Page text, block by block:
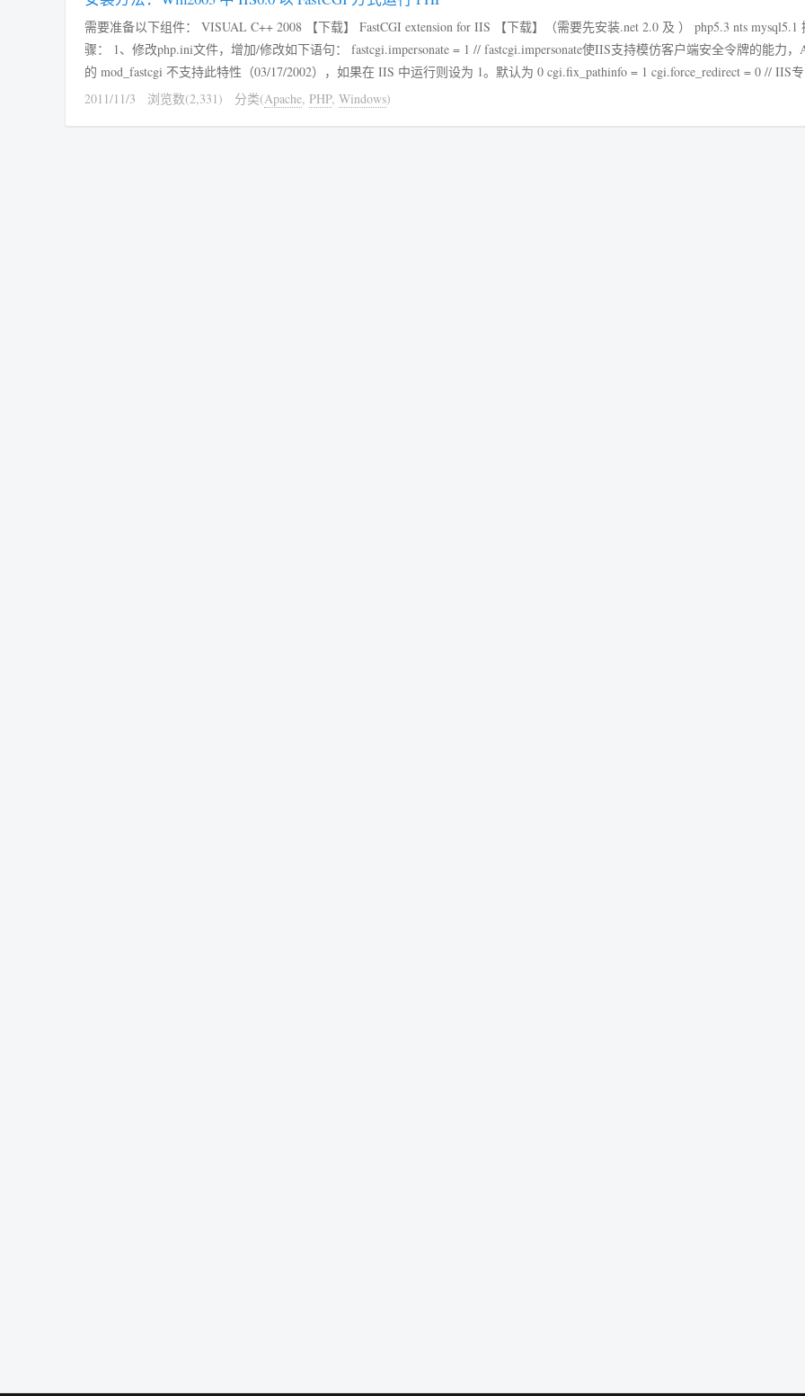
需要准备以下组件： VISUAL C++ 2008 【下载】 FastCGI extension for IIS 【下载】（需要先安装.net 2.0 及 ） php5.3 nts mysql5.1
骤： 1、修改php.ini文件，增加/修改如下语句： fastcgi.impersonate = 1 // fastcgi.impersonate使IIS支持模仿客户端安全令牌的能力，
的 mod_fastcgi 不支持此特性（03/17/2002），如果在 IIS 中运行则设为 1。默认为 0 cgi.fix_pathinfo = 1 cgi.force_redirect = 0 // IIS
2011/11/3
浏览数(2,331) 分类(Apache, PHP, Windows)